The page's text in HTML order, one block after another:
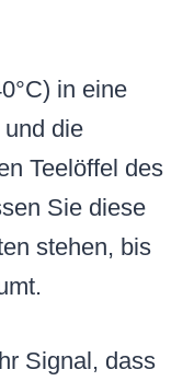
in eine
die
Teelöffel des
Sie diese
stehen, bis
Signal, dass